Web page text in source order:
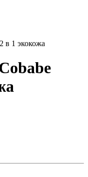
в 1 экокожа